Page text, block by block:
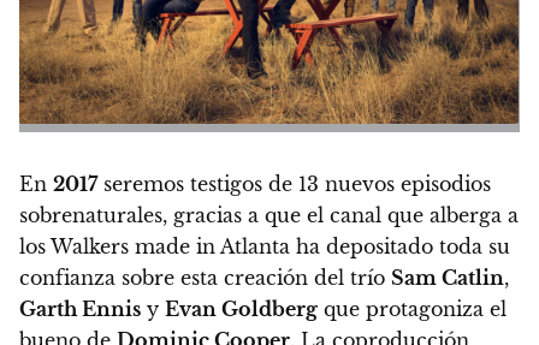
En 2017seremos testigos de 13 nuevos episodios
sobrenaturales, gracias a que el canal que alberga a
los Walkers made in Atlanta ha depositado toda su
confianza sobre esta creación del trío Sam Catlin,
Garth Ennis y Evan Goldberg que protagoniza el